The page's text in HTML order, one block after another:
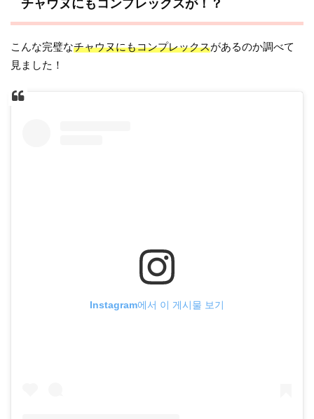
チャウヌにもコンプレックスが！？
こんな完璧なチャウヌにもコンプレックスがあるのか調べて
見ました！
Instagram에서 이 게시물 보기